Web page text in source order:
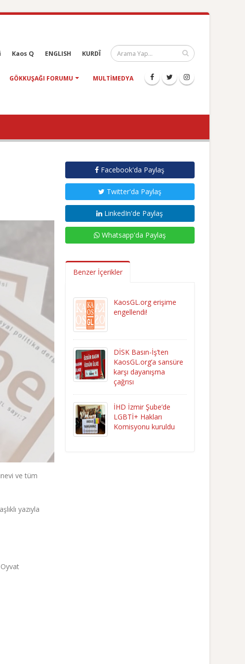
Kaos Q ENGLISH KURDÎ
GÖKKUŞAĞI FORUMU MULTIMEDYA
ve tüm
yazıyla
Facebook'da Paylaş
Twitter'da Paylaş
LinkedIn'de Paylaş
Whatsapp'da Paylaş
Benzer İçerikler
KaosGL.org erişime
engellendi!
DİSK Basın-İş’ten
KaosGL.org’a sansüre
karşı dayanışma
çağrısı
İHD İzmir Şube’de
LGBTİ+ Hakları
Komisyonu kuruldu